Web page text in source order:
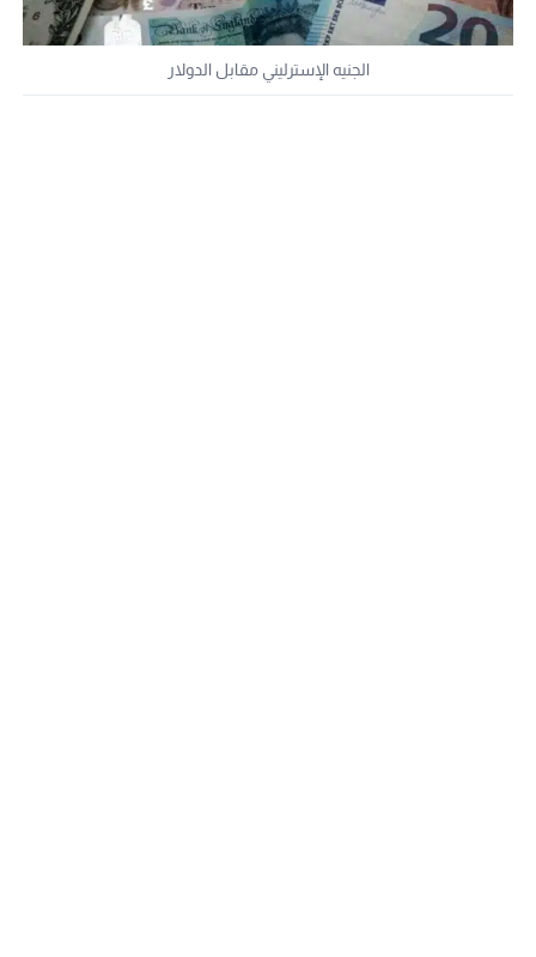
الجنيه الإسترليني مقابل الدولار